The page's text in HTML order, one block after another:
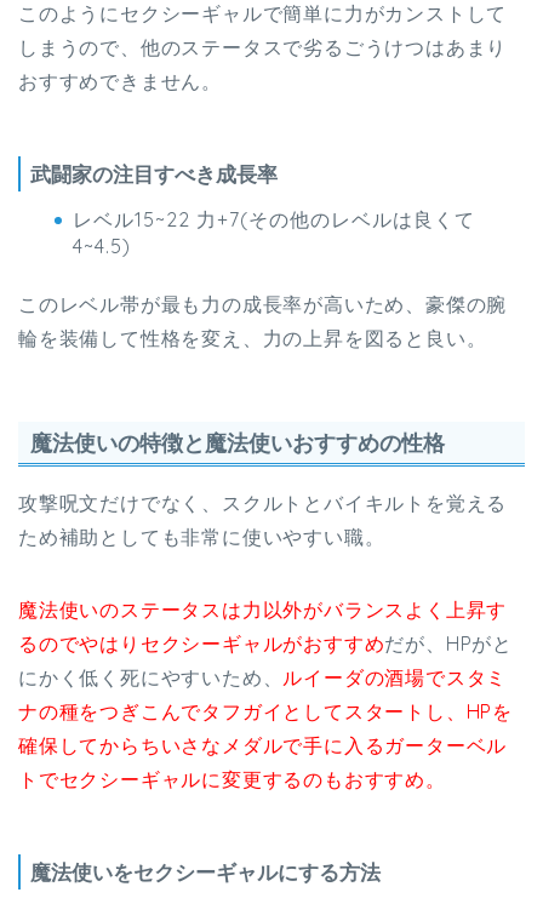
このようにセクシーギャルで簡単に力がカンストして
しまうので、他のステータスで劣るごうけつはあまり
おすすめできません。
武闘家の注目すべき成長率
レベル15~22 力+7(その他のレベルは良くて
4~4.5)
このレベル帯が最も力の成長率が高いため、豪傑の腕
輪を装備して性格を変え、力の上昇を図ると良い。
魔法使いの特徴と魔法使いおすすめの性格
攻撃呪文だけでなく、スクルトとバイキルトを覚える
ため補助としても非常に使いやすい職。
魔法使いのステータスは力以外がバランスよく上昇す
るのでやはりセクシーギャルがおすすめだが、HPがと
にかく低く死にやすいため、 ルイーダの酒場でスタミ
ナの種をつぎこんでタフガイとしてスタートし、HPを
確保してからちいさなメダルで手に入るガーターベル
トでセクシーギャルに変更するのもおすすめ。
魔法使いをセクシーギャルにする方法